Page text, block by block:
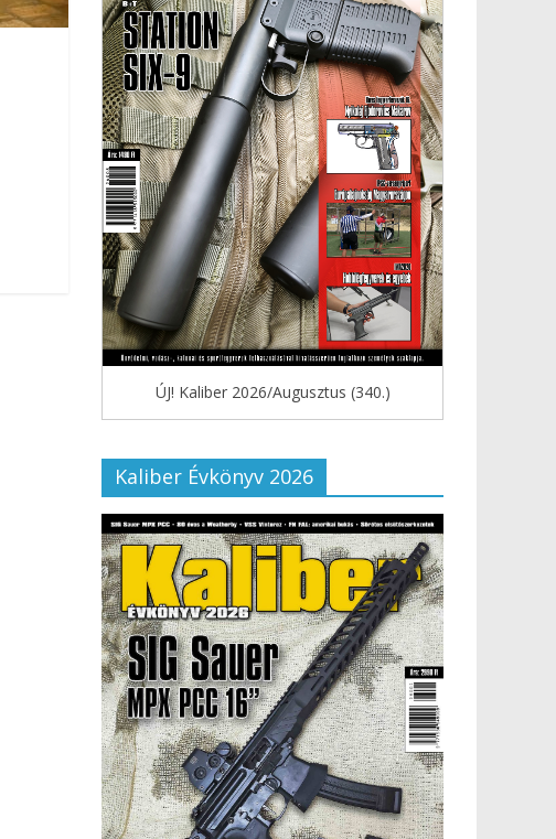
ÚJ! Kaliber 2026/Augusztus (340.)
Kaliber Évkönyv 2026